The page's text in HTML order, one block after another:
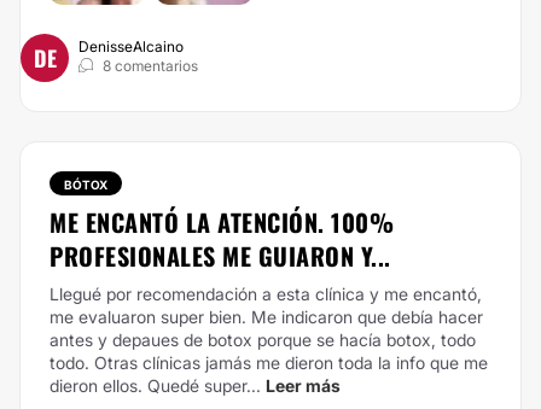
DE
DenisseAlcaino
8 comentarios
BÓTOX
ME ENCANTÓ LA ATENCIÓN. 100%
PROFESIONALES ME GUIARON Y...
Llegué por recomendación a esta clínica y me encantó,
me evaluaron super bien. Me indicaron que debía hacer
antes y depaues de botox porque se hacía botox, todo
todo. Otras clínicas jamás me dieron toda la info que me
dieron ellos. Quedé super... Leer más